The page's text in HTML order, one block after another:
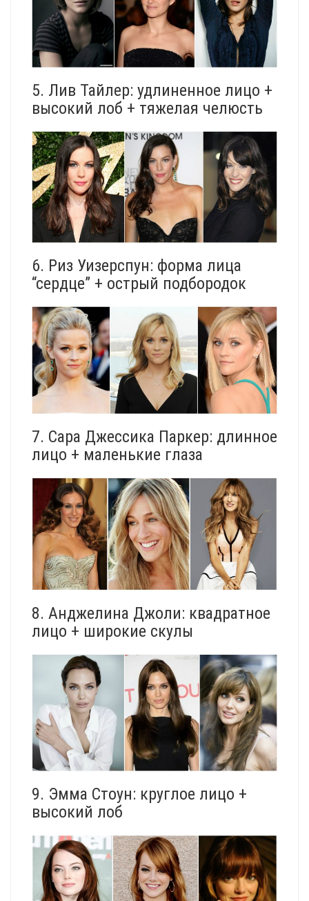
5. Лив Тайлер: удлиненное лицо +
высокий лоб + тяжелая челюсть
6. Риз Уизерспун: форма лица
“сердце” + острый подбородок
7. Сара Джессика Паркер: длинное
лицо + маленькие глаза
8. Анджелина Джоли: квадратное
лицо + широкие скулы
9. Эмма Стоун: круглое лицо +
высокий лоб